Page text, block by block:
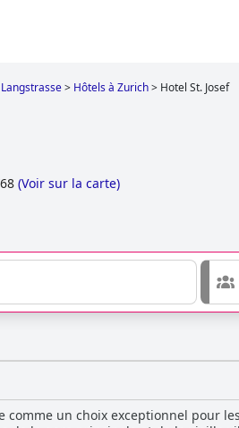
Langstrasse> Hôtels à Zurich> Hotel St. Josef
(Voir sur la carte)
comme un choix exceptionnel pour